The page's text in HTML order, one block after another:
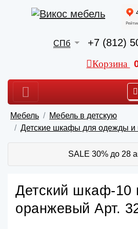
СПб +7 (812)
Корзина
Мебель
Мебель в детскую
Детские шкафы для одежды и
SALE 30% до 28
Детский шкаф-10
оранжевый Арт.